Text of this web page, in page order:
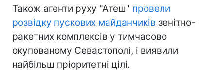
Також агенти руху "Атеш" провели
розвідку пускових майданчиків зенітно-
ракетних комплексів у тимчасово
окупованому Севастополі, і виявили
найбільш пріоритетні цілі.